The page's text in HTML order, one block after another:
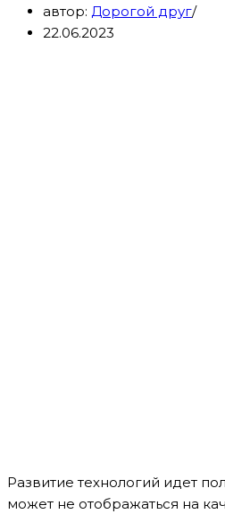
автор: Дорогой друг
22.06.2023
Развитие технологий идет
может не отображаться на